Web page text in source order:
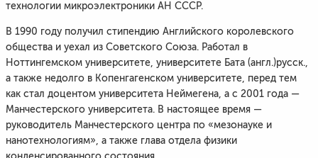
технологии микроэлектроники АН СССР.
В 1990 году получил стипендию Английского королевского
общества и уехал из Советского Союза. Работал в
Ноттингемском университете, университете Бата (англ.)русск.,
а также недолго в Копенгагенском университете, перед тем
как стал доцентом университета Неймегена, а с 2001 года —
Манчестерского университета. В настоящее время —
руководитель Манчестерского центра по «мезонауке и
нанотехнологиям», а также глава отдела физики